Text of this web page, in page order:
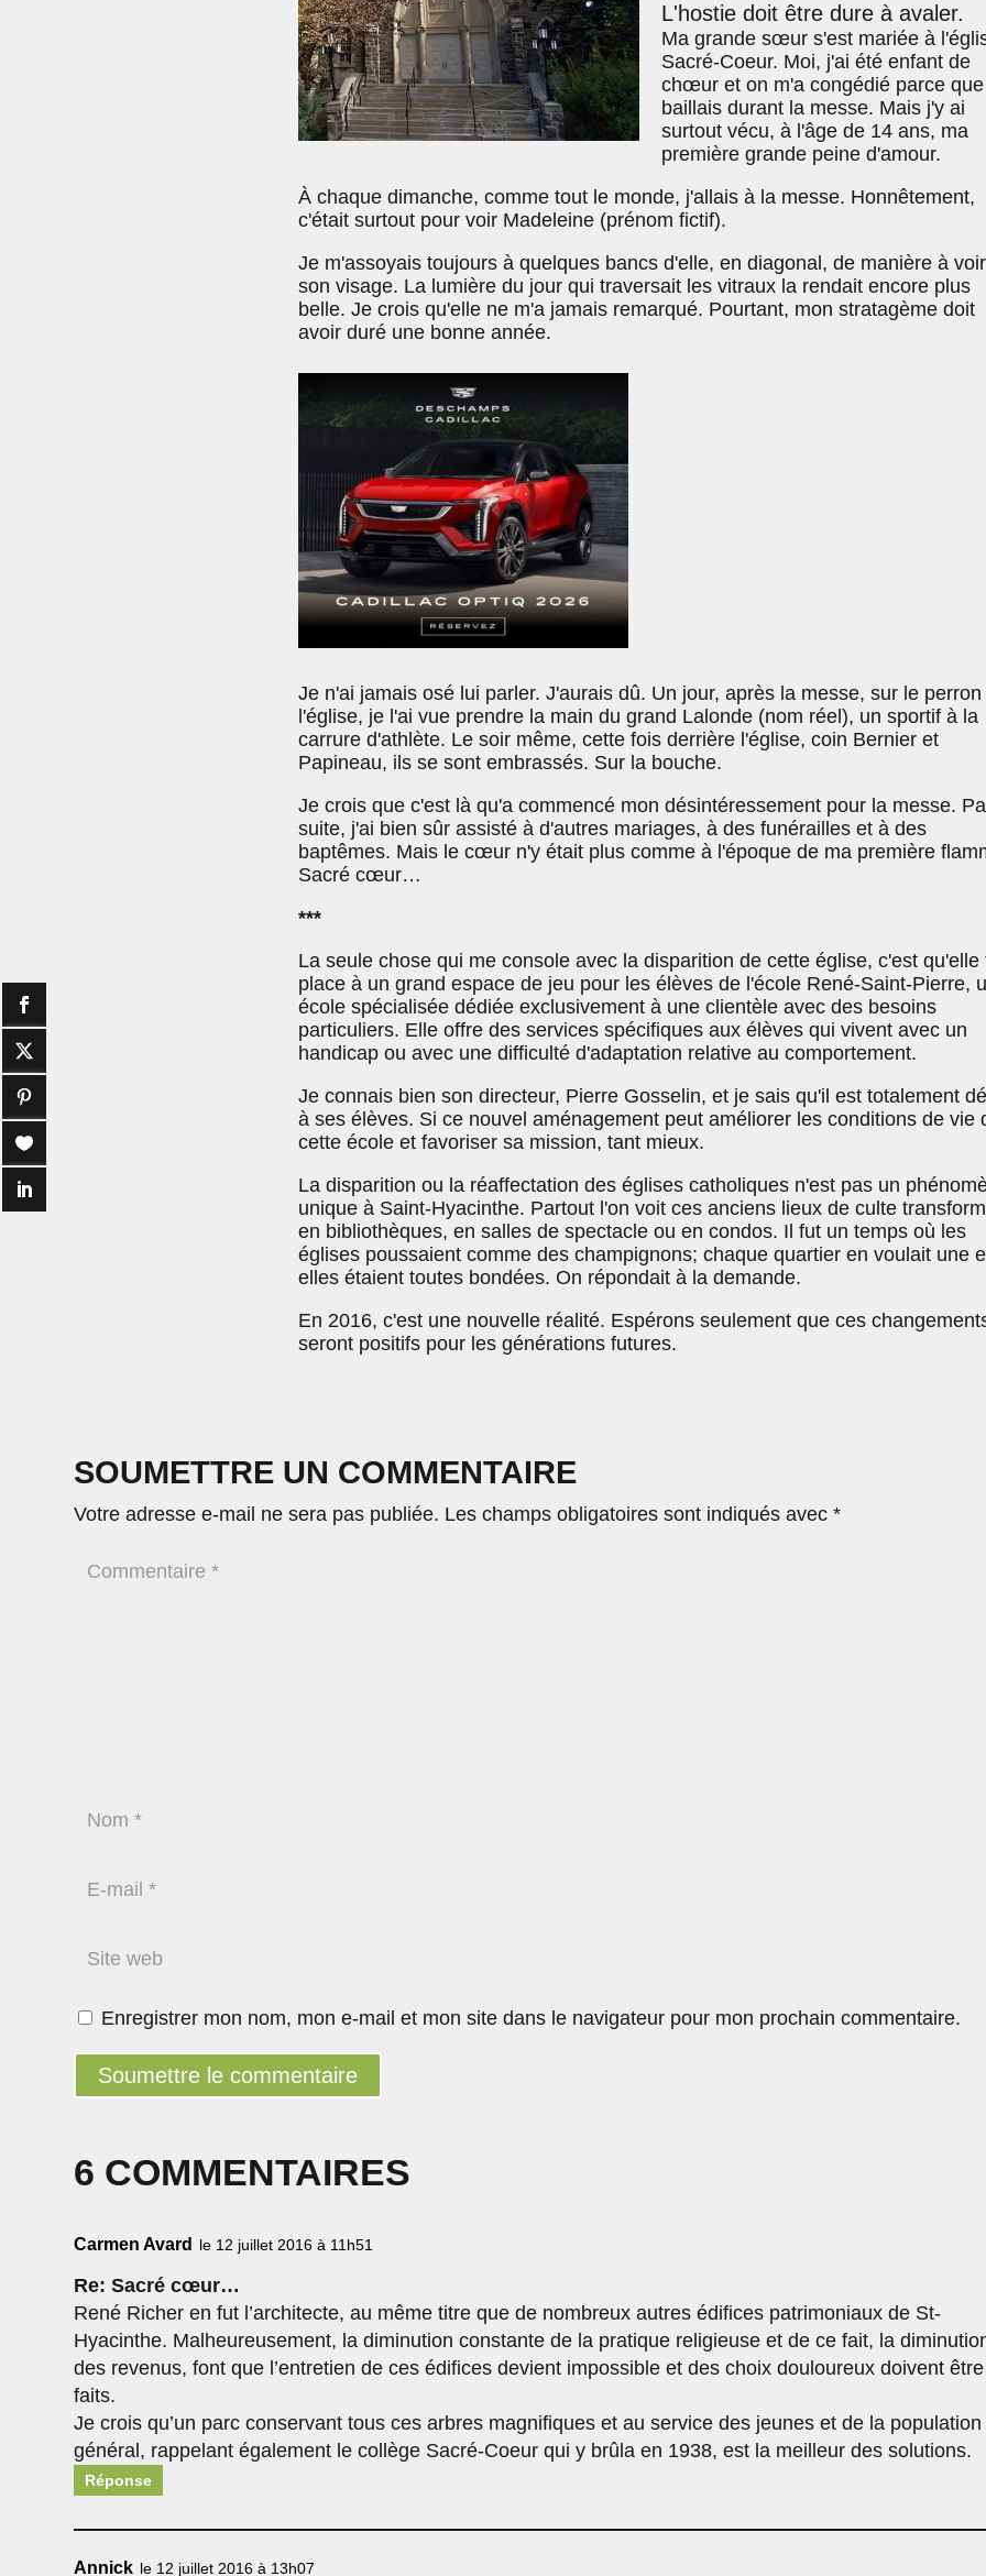
L'hostie doit être dure à avaler.
Ma grande sœur s'est mariée à
Sacré-Coeur. Moi, j'ai été enfant de
chœur et on m'a congédié parce
baillais durant la messe. Mais j'y ai
surtout vécu, à l'âge de 14 ans, ma
première grande peine d'amour.
À chaque dimanche, comme tout le monde, j'allais à la messe. Honnêtement,
c'était surtout pour voir Madeleine (prénom fictif).
Je m'assoyais toujours à quelques bancs d'elle, en diagonal, de manière à voir
son visage. La lumière du jour qui traversait les vitraux la rendait encore plus
belle. Je crois qu'elle ne m'a jamais remarqué. Pourtant, mon stratagème doit
avoir duré une bonne année.
Je n'ai jamais osé lui parler. J'aurais dû. Un jour, après la messe, sur le perron
l'église, je l'ai vue prendre la main du grand Lalonde (nom réel), un sportif à la
carrure d'athlète. Le soir même, cette fois derrière l'église, coin Bernier et
Papineau, ils se sont embrassés. Sur la bouche.
Je crois que c'est là qu'a commencé mon désintéressement pour la messe.
suite, j'ai bien sûr assisté à d'autres mariages, à des funérailles et à des
baptêmes. Mais le cœur n'y était plus comme à l'époque de ma première
Sacré cœur…
***
La seule chose qui me console avec la disparition de cette église, c'est qu'elle
place à un grand espace de jeu pour les élèves de l'école René-Saint-Pierre,
école spécialisée dédiée exclusivement à une clientèle avec des besoins
particuliers. Elle offre des services spécifiques aux élèves qui vivent avec un
handicap ou avec une difficulté d'adaptation relative au comportement.
Je connais bien son directeur, Pierre Gosselin, et je sais qu'il est totalement
à ses élèves. Si ce nouvel aménagement peut améliorer les conditions de vie
cette école et favoriser sa mission, tant mieux.
La disparition ou la réaffectation des églises catholiques n'est pas un
unique à Saint-Hyacinthe. Partout l'on voit ces anciens lieux de culte
en bibliothèques, en salles de spectacle ou en condos. Il fut un temps où les
églises poussaient comme des champignons; chaque quartier en voulait une
elles étaient toutes bondées. On répondait à la demande.
En 2016, c'est une nouvelle réalité. Espérons seulement que ces
seront positifs pour les générations futures.
6 COMMENTAIRES
Carmen Avard le 12 juillet 2016 à 11h51
Re: Sacré cœur…
René Richer en fut l’architecte, au même titre que de nombreux autres édifices patrimoniaux de St-
Hyacinthe. Malheureusement, la diminution constante de la pratique religieuse et de ce fait, la
des revenus, font que l’entretien de ces édifices devient impossible et des choix douloureux doivent être
faits.
Je crois qu’un parc conservant tous ces arbres magnifiques et au service des jeunes et de la population
général, rappelant également le collège Sacré-Coeur qui y brûla en 1938, est la meilleur des solutions.
Réponse
Annick le 12 juillet 2016 à 13h07
SOUMETTRE UN COMMENTAIRE
Votre adresse e-mail ne sera pas publiée. Les champs obligatoires sont indiqués avec*
Enregistrer mon nom, mon e-mail et mon site dans le navigateur pour mon prochain commentaire.
Soumettre le commentaire